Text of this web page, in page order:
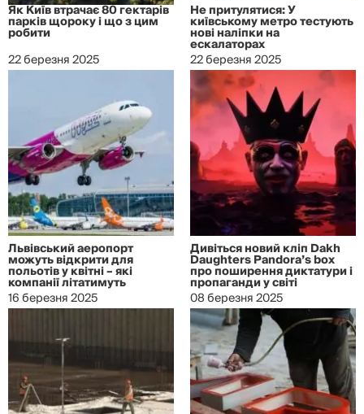
Як Київ втрачає 80 гектарів
парків щороку і що з цим
робити
22 березня 2025
Не притулятися: У
київському метро тестують
нові наліпки на
ескалаторах
22 березня 2025
Львівський аеропорт
можуть відкрити для
польотів у квітні – які
компанії літатимуть
16 березня 2025
Дивіться новий кліп Dakh
Daughters Pandora’s box
про поширення диктатури і
пропаганди у світі
08 березня 2025